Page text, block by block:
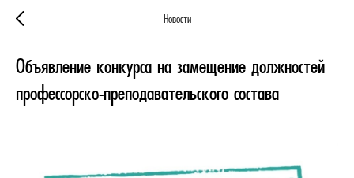
Новости
Объявление конкурса на замещение должностей
профессорско-преподавательского состава